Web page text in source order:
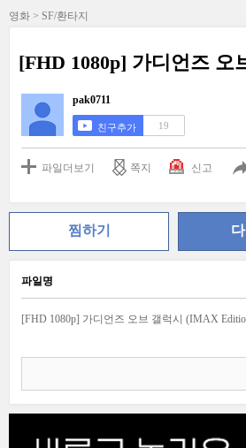
영화 > SF/환타지
[FHD 1080p] 가디언즈
pak0711
친구추가 19
파일더보기 쪽지 신고
찜하기
파일명